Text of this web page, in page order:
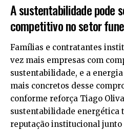
A sustentabilidade pode
competitivo no setor
Famílias e contratantes
vez mais empresas com
sustentabilidade, e a
mais concretos desse
conforme reforça Tiago
sustentabilidade energética
reputação institucional junto